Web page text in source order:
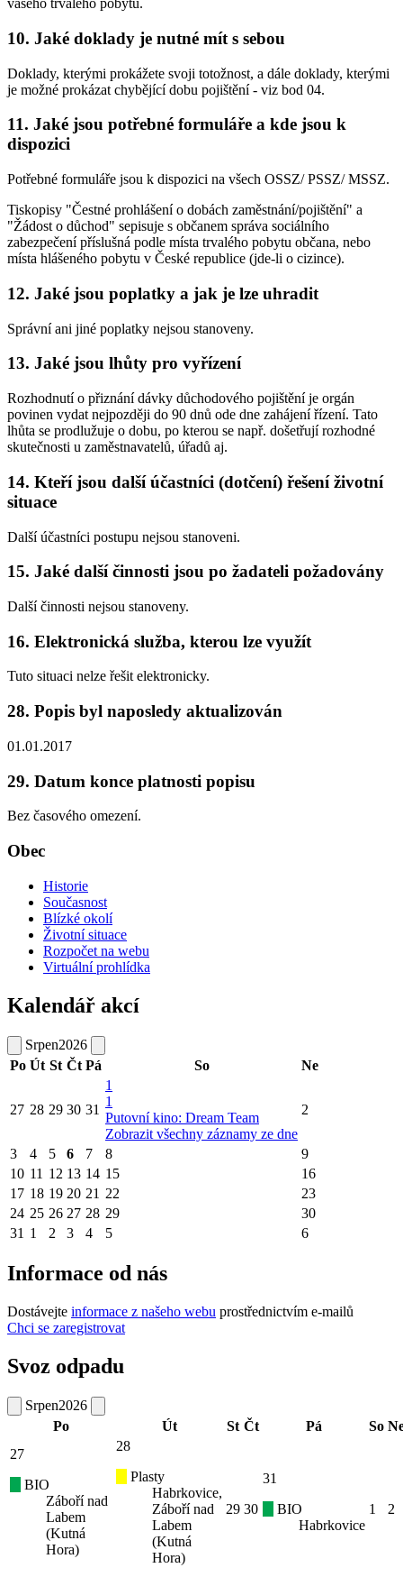
vašeho trvalého pobytu.
10. Jaké doklady je nutné mít s sebou
Doklady, kterými prokážete svoji totožnost, a dále doklady, kterými
je možné prokázat chybějící dobu pojištění - viz bod 04.
11. Jaké jsou potřebné formuláře a kde jsou k
dispozici
Potřebné formuláře jsou k dispozici na všech OSSZ/ PSSZ/ MSSZ.
Tiskopisy "Čestné prohlášení o dobách zaměstnání/pojištění" a
"Žádost o důchod" sepisuje s občanem správa sociálního
zabezpečení příslušná podle místa trvalého pobytu občana, nebo
místa hlášeného pobytu v České republice (jde-li o cizince).
12. Jaké jsou poplatky a jak je lze uhradit
Správní ani jiné poplatky nejsou stanoveny.
13. Jaké jsou lhůty pro vyřízení
Rozhodnutí o přiznání dávky důchodového pojištění je orgán
povinen vydat nejpozději do 90 dnů ode dne zahájení řízení. Tato
lhůta se prodlužuje o dobu, po kterou se např. došetřují rozhodné
skutečnosti u zaměstnavatelů, úřadů aj.
14. Kteří jsou další účastníci (dotčení) řešení životní
situace
Další účastníci postupu nejsou stanoveni.
15. Jaké další činnosti jsou po žadateli požadovány
Další činnosti nejsou stanoveny.
16. Elektronická služba, kterou lze využít
Tuto situaci nelze řešit elektronicky.
28. Popis byl naposledy aktualizován
01.01.2017
29. Datum konce platnosti popisu
Bez časového omezení.
Obec
Historie
Současnost
Blízké okolí
Životní situace
Rozpočet na webu
Virtuální prohlídka
Kalendář akcí
Srpen2026
Po Út St Čt Pá So Ne
27 28 29 30 31
1
1
Putovní kino: Dream Team
Zobrazit všechny záznamy ze dne
2
3 4 5 6 7 8
9
10 11 12 13 14 15
16
17 18 19 20 21 22
23
24 25 26 27 28 29
30
31 1 2 3 4 5 6
Informace od nás
Dostávejte informace z našeho webu prostřednictvím e-mailů
Chci se zaregistrovat
Svoz odpadu
Srpen2026
Po
Út St Čt Pá So
27
BIO
Záboří nad
Labem
(Kutná
Hora)
28
Plasty
Habrkovice,
Záboří nad
Labem
(Kutná
Hora)
29 30
31
BIO
Habrkovice
1 2